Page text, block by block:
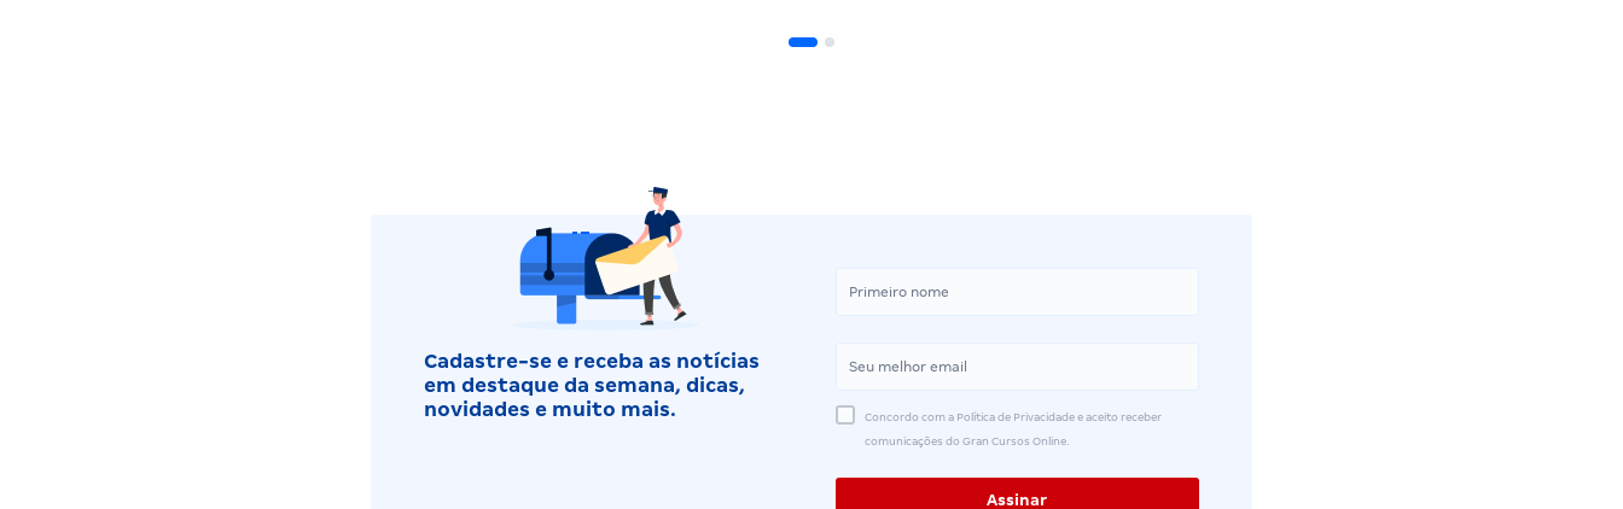
Cadastre-se e receba as notícias
em destaque da semana, dicas,
novidades e muito mais.
Concordo com a Política de Privacidade e aceito receber
comunicações do Gran Cursos Online.